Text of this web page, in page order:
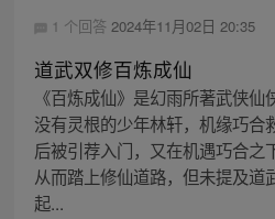
1 个回答 2024年11月02日 20:35
道武双修百炼成仙
《百炼成仙》是幻雨所著武侠
没有灵根的少年林轩，机缘巧合
后被引荐入门，又在机遇巧合之
从而踏上修仙道路，但未提及道
起...